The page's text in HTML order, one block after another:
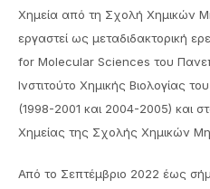
Χημεία από τη Σχολή Χημικών
εργαστεί ως μεταδιδακτορική
for Molecular Sciences του
Ινστιτούτο Χημικής Βιολογίας
(1998-2001 και 2004-2005) και
Χημείας της Σχολής Χημικών
Από το Σεπτέμβριο 2022 έως